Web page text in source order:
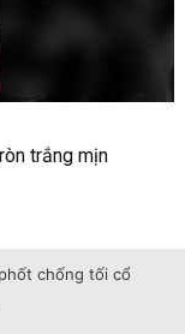
trắng mịn
chống tối cổ